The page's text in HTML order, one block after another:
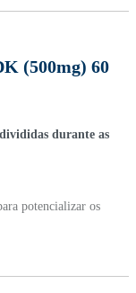
(500mg) 60
durante as
potencializar os